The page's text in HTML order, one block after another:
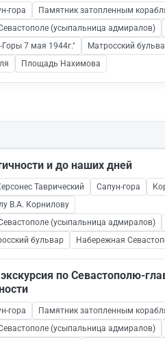
гора
Памятник затопленным
(усыпальница адмиралов)
7 мая 1944г."
Матросский
Площадь Нахимова
и до наших дней
Таврический Сапун-гора
В.А. Корнилову
(усыпальница адмиралов)
бульвар Набережная
по Севастополю-
гора
Памятник затопленным
(усыпальница адмиралов)